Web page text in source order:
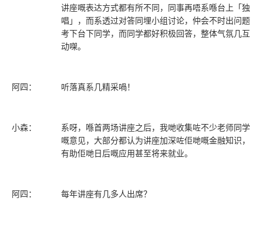
讲座嘅表达方式都有所不同，同事再唔系喺台上「独
唱」，而系透过对答同埋小组讨论，仲会不时出问题
考下台下同学，而同学都好积极回答，整体气氛几互
动㗎。
阿四： 听落真系几精采喎！
小森：
系呀，喺首两场讲座之后，我哋收集咗不少老师同学
嘅意见，大部分都认为讲座加深咗佢哋嘅金融知识，
有助佢哋日后嘅应用甚至将来就业。
阿四： 每年讲座有几多人出席？